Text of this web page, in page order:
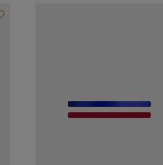
à vos favoris